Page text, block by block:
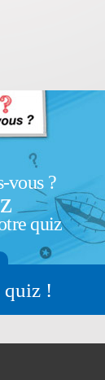
vous ?
quiz
quiz !